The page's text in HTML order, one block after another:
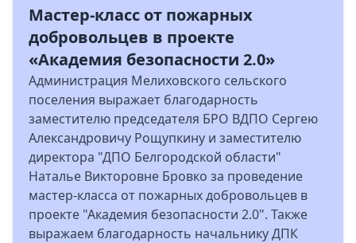
Мастер-класс от пожарных
добровольцев в проекте
«Академия безопасности 2.0»
Администрация Мелиховского сельского
поселения выражает благодарность
заместителю председателя БРО ВДПО Сергею
Александровичу Рощупкину и заместителю
директора "ДПО Белгородской области"
Наталье Викторовне Бровко за проведение
мастер-класса от пожарных добровольцев в
проекте "Академия безопасности 2.0". Также
выражаем благодарность начальнику ДПК